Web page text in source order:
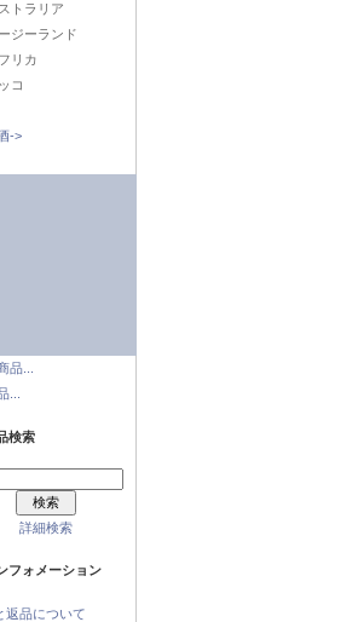
トラリア
ジーランド
リカ
コ
->
品...
...
検索
詳細検索
ォメーション
返品について